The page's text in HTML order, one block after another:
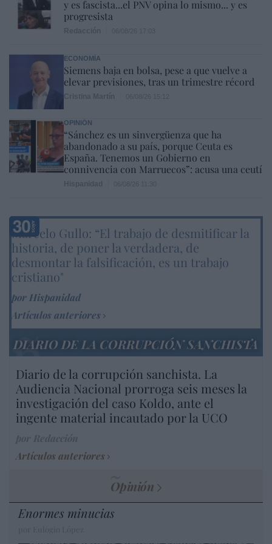
y es fascista...el PNV opina lo mismo... y es
progresista
ECONOMÍA
Siemens baja en bolsa, pese a que vuelve a
elevar previsiones, tras un trimestre récord
OPINIÓN
“Sánchez es un sinvergüenza que ha
abandonado a su país, porque Ceuta es
España. Tenemos un Gobierno en
connivencia con Marruecos”: acusa una ceutí
Marcelo Gullo: “El trabajo de desmitificar la
historia, de poner la verdadera, de
desmontar la falsificación, es un trabajo
cristiano"
por Hispanidad
Artículos anteriores
DIARIO DE LA CORRUPCIÓN SANCHISTA
Diario de la corrupción sanchista. La
Audiencia Nacional prorroga seis meses la
investigación del caso Koldo, ante el
ingente material incautado por la UCO
Artículos anteriores
Opinión
Enormes minucias